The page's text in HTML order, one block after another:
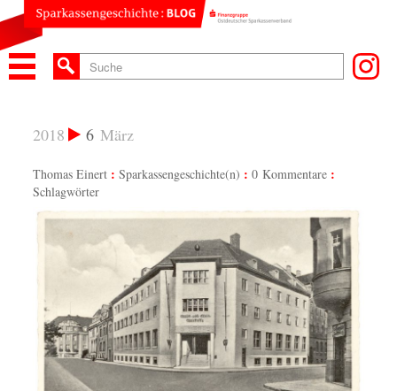
6 März
2018
Thomas Einert Sparkassengeschichte(n)
0 Kommentare
Schlagwörter